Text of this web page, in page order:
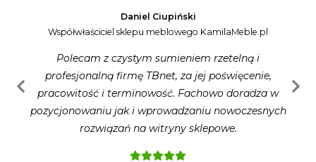
Daniel Ciupiński
Współwłaściciel sklepu meblowego KamilaMeble.pl
Polecam z czystym sumieniem rzetelną i
profesjonalną firmę TBnet, za jej poświęcenie,
pracowitość i terminowość. Fachowo doradza w
pozycjonowaniu jak i wprowadzaniu nowoczesnych
rozwiązań na witryny sklepowe.
Poprzednia opinia